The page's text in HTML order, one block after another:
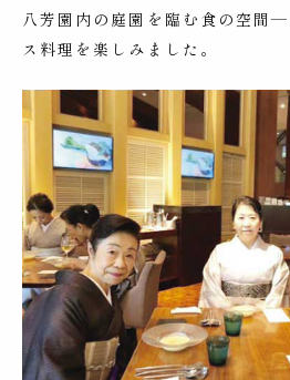
八芳園内の庭園を臨む食の空間
ス料理を楽しみました。